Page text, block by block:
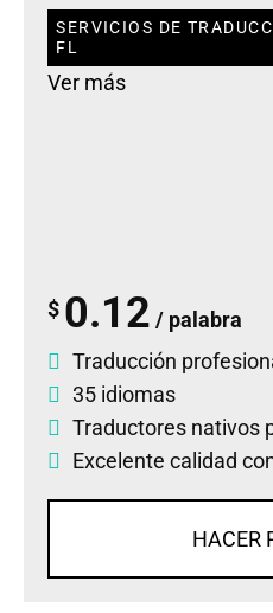
SERVICIOS DE
FL
Ver más
$ 0.12 / palabra
Traducción
35 idiomas
Traductores nativos
Excelente calidad
HACER